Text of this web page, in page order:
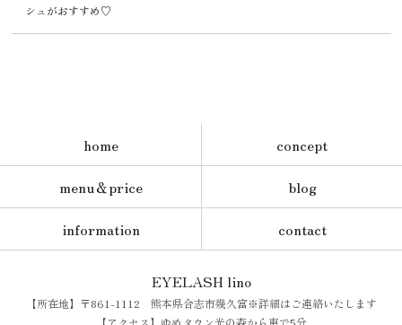
シュがおすすめ♡
home
concept
menu＆price
blog
information
contact
EYELASH lino
【所在地】〒861-1112 熊本県合志市幾久富※詳細はご連絡いたします
【アクセス】ゆめタウン光の森から車で5分